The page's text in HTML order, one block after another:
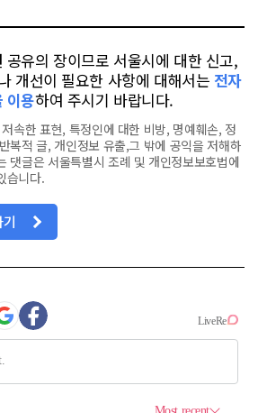
공유의 장이므로 서울시에 대한 신고,
개선이 필요한 사항에 대해서는 전자
이용하여 주시기 바랍니다.
속한 표현, 특정인에 대한 비방, 명예훼손, 정
복적 글, 개인정보 유출,그 밖에 공익을 저해하
댓글은 서울특별시 조례 및 개인정보보호법에
습니다.